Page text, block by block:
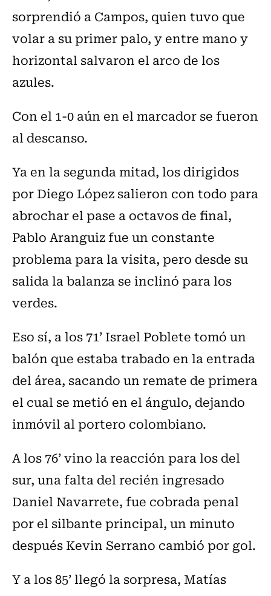
sorprendió a Campos, quien tuvo que
volar a su primer palo, y entre mano y
horizontal salvaron el arco de los
azules.
Con el 1-0 aún en el marcador se fueron
al descanso.
Ya en la segunda mitad, los dirigidos
por Diego López salieron con todo para
abrochar el pase a octavos de final,
Pablo Aranguiz fue un constante
problema para la visita, pero desde su
salida la balanza se inclinó para los
verdes.
Eso sí, a los 71’ Israel Poblete tomó un
balón que estaba trabado en la entrada
del área, sacando un remate de primera
el cual se metió en el ángulo, dejando
inmóvil al portero colombiano.
A los 76’ vino la reacción para los del
sur, una falta del recién ingresado
Daniel Navarrete, fue cobrada penal
por el silbante principal, un minuto
después Kevin Serrano cambió por gol.
Y a los 85’ llegó la sorpresa, Matías